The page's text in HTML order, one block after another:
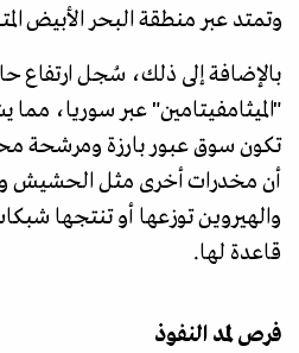
وتمتد عبر منطقة البحر الأبيض
بالإضافة إلى ذلك، سُجل ارتفاع
"الميثامفيتامين" عبر سوريا، مما
تكون سوق عبور بارزة ومرشحة
أن مخدرات أخرى مثل الحشيش
والهيروين توزعها أو تنتجها
قاعدة لها.
فرص لمد النفوذ